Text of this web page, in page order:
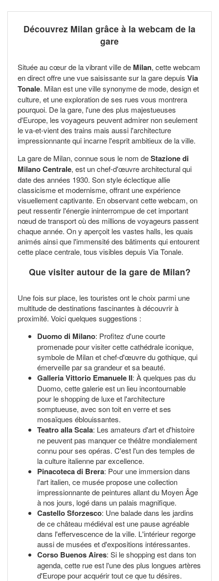
Découvrez Milan grâce à la webcam de la
gare
Située au cœur de la vibrant ville de Milan, cette webcam
en direct offre une vue saisissante sur la gare depuis Via
Tonale. Milan est une ville synonyme de mode, design et
culture, et une exploration de ses rues vous montrera
pourquoi. De la gare, l'une des plus majestueuses
d'Europe, les voyageurs peuvent admirer non seulement
le va-et-vient des trains mais aussi l'architecture
impressionnante qui incarne l'esprit ambitieux de la ville.
La gare de Milan, connue sous le nom deStazione di
Milano Centrale, est un chef-d'œuvre architectural qui
date des années 1930. Son style éclectique allie
classicisme et modernisme, offrant une expérience
visuellement captivante. En observant cette webcam, on
peut ressentir l'énergie ininterrompue de cet important
nœud de transport où des millions de voyageurs passent
chaque année. On y aperçoit les vastes halls, les quais
animés ainsi que l'immensité des bâtiments qui entourent
cette place centrale, tous visibles depuis Via Tonale.
Que visiter autour de la gare de Milan?
Une fois sur place, les touristes ont le choix parmi une
multitude de destinations fascinantes à découvrir à
proximité. Voici quelques suggestions :
Duomo di Milano: Profitez d'une courte
promenade pour visiter cette cathédrale iconique,
symbole de Milan et chef-d'œuvre du gothique, qui
émerveille par sa grandeur et sa beauté.
Galleria Vittorio Emanuele II: À quelques pas du
Duomo, cette galerie est un lieu incontournable
pour le shopping de luxe et l'architecture
somptueuse, avec son toit en verre et ses
mosaïques éblouissantes.
Teatro alla Scala: Les amateurs d'art et d'histoire
ne peuvent pas manquer ce théâtre mondialement
connu pour ses opéras. C'est l'un des temples de
la culture italienne par excellence.
Pinacoteca di Brera: Pour une immersion dans
l'art italien, ce musée propose une collection
impressionnante de peintures allant du Moyen Âge
à nos jours, logé dans un palais magnifique.
Castello Sforzesco: Une balade dans les jardins
de ce château médiéval est une pause agréable
dans l'effervescence de la ville. L'intérieur regorge
aussi de musées et d'expositions intéressantes.
Corso Buenos Aires: Si le shopping est dans ton
agenda, cette rue est l'une des plus longues artères
d'Europe pour acquérir tout ce que tu désires.